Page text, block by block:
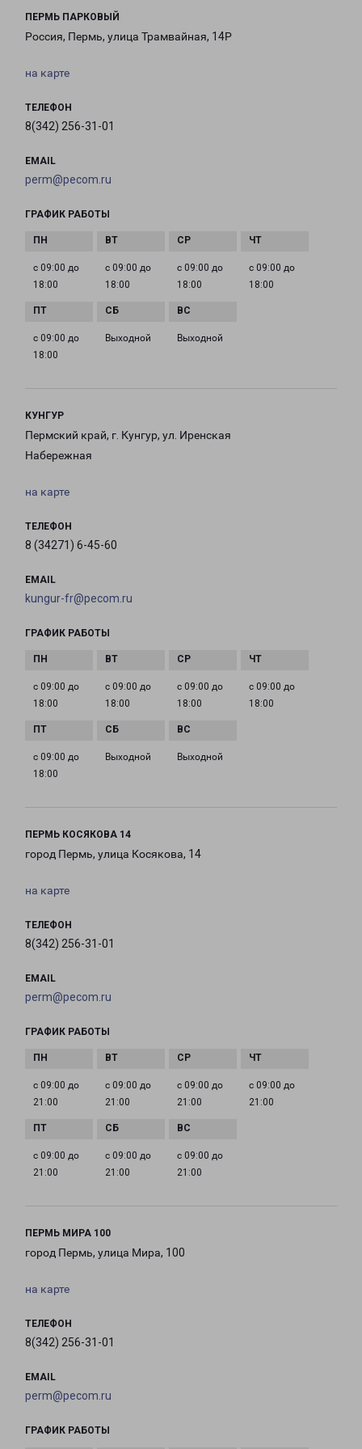
ПЕРМЬ ПАРКОВЫЙ
Россия, Пермь, улица Трамвайная, 14Р
на карте
ТЕЛЕФОН
8(342) 256-31-01
EMAIL
perm@pecom.ru
ГРАФИК РАБОТЫ
с 09:00 до
18:00
с 09:00 до
18:00
с 09:00 до
18:00
с 09:00 до
18:00
с 09:00 до
18:00
Выходной Выходной
КУНГУР
Пермский край, г. Кунгур, ул. Иренская
Набережная
на карте
ТЕЛЕФОН
8 (34271) 6-45-60
EMAIL
kungur-fr@pecom.ru
ГРАФИК РАБОТЫ
с 09:00 до
18:00
с 09:00 до
18:00
с 09:00 до
18:00
с 09:00 до
18:00
с 09:00 до
18:00
Выходной Выходной
ПЕРМЬ КОСЯКОВА 14
город Пермь, улица Косякова, 14
на карте
ТЕЛЕФОН
8(342) 256-31-01
EMAIL
perm@pecom.ru
ГРАФИК РАБОТЫ
с 09:00 до
21:00
с 09:00 до
21:00
с 09:00 до
21:00
с 09:00 до
21:00
с 09:00 до
21:00
с 09:00 до
21:00
с 09:00 до
21:00
ПЕРМЬ МИРА 100
город Пермь, улица Мира, 100
на карте
ТЕЛЕФОН
8(342) 256-31-01
EMAIL
perm@pecom.ru
ГРАФИК РАБОТЫ